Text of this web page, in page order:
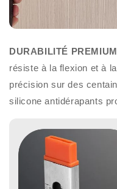
DURABILITÉ PREMIUM
résiste à la flexion et à
précision sur des
silicone antidérapants